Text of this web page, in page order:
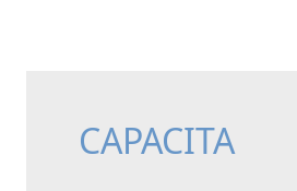
CAPACITA